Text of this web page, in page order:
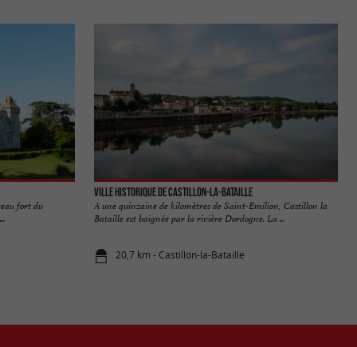
fort du
Ville historique de Castillon-la-Bataille
A une quinzaine de kilomètres de Saint-Emilion, Castillon la
Bataille est baignée par la rivière Dordogne. La ...
20,7 km - Castillon-la-Bataille